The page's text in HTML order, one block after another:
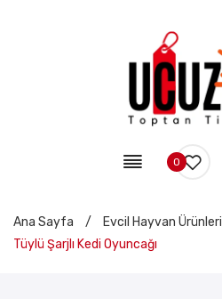
0
Ana Sayfa / Evcil Hayvan Ürünleri
Tüylü Şarjlı Kedi Oyuncağı